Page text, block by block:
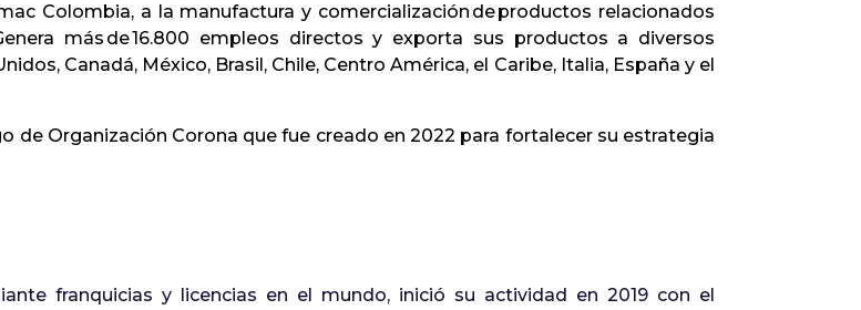
Colombia, a la manufactura y comercialización de productos relacionados
más de 16.800 empleos directos y exporta sus productos a diversos
Canadá, México, Brasil, Chile, Centro América, el Caribe, Italia, España y el
de Organización Corona que fue creado en 2022 para fortalecer su estrategia
franquicias y licencias en el mundo, inició su actividad en 2019 con el